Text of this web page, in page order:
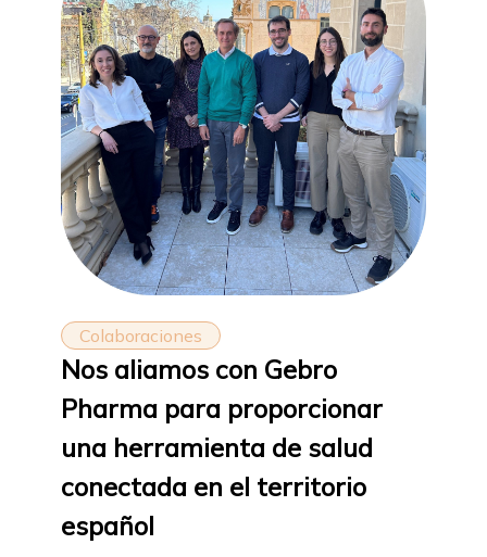
Colaboraciones
Nos aliamos con Gebro
Pharma para proporcionar
una herramienta de salud
conectada en el territorio
español